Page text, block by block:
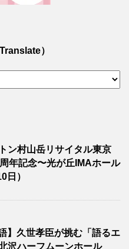
）
ン村山岳リサイタル東京
年記念〜光が丘IMAホール
日）
】久世孝臣が挑む「語るエ
沢ハーフムーンホール